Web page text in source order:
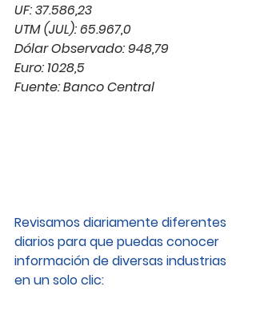
UF: 37.586,23
UTM (JUL): 65.967,0
Dólar Observado: 948,79
Euro: 1028,5
Fuente: Banco Central
Revisamos diariamente diferentes
diarios para que puedas conocer
información de diversas industrias
en un solo clic: